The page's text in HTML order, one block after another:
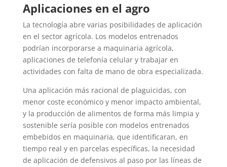
Aplicaciones en el agro
La tecnología abre varias posibilidades de aplicación
en el sector agrícola. Los modelos entrenados
podrían incorporarse a maquinaria agrícola,
aplicaciones de telefonía celular y trabajar en
actividades con falta de mano de obra especializada.
Una aplicación más racional de plaguicidas, con
menor coste económico y menor impacto ambiental,
y la producción de alimentos de forma más limpia y
sostenible sería posible con modelos entrenados
embebidos en maquinaria, que identificaran, en
tiempo real y en parcelas específicas, la necesidad
de aplicación de defensivos al paso por las líneas de